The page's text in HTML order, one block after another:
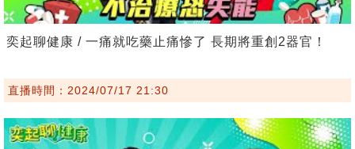
奕起聊健康 / 一痛就吃藥止痛慘了 長期將重創2器官！
直播時間：2024/07/17 21:30